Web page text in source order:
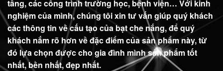
tầng, các công trình trường học, bệnh viện… Với kinh
nghiệm của mình, chúng tôi xin tư vấn giúp quý khách
các thông tin về cấu tạo của bạt che nắng, để quý
khách nắm rõ hơn về đặc điểm của sản phẩm này, từ
đó lựa chọn được cho gia đình mình sản phẩm tốt
nhất, bền nhất, đẹp nhất.